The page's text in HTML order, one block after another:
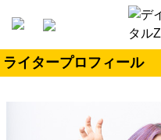
ライタープロフィール